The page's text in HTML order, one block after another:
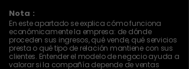
Nota :
En este apartado se explica cómo funciona
económicamente la empresa: de dónde
proceden sus ingresos, qué vende, qué servicios
presta o qué tipo de relación mantiene con sus
clientes. Entender el modelo de negocio ayuda a
valorar si la compañía depende de ventas